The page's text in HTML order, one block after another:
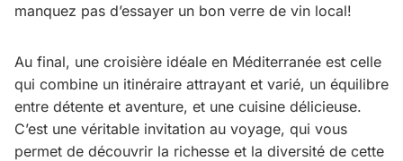
manquez pas d’essayer un bon verre de vin local!
Au final, une croisière idéale en Méditerranée est celle
qui combine un itinéraire attrayant et varié, un équilibre
entre détente et aventure, et une cuisine délicieuse.
C’est une véritable invitation au voyage, qui vous
permet de découvrir la richesse et la diversité de cette